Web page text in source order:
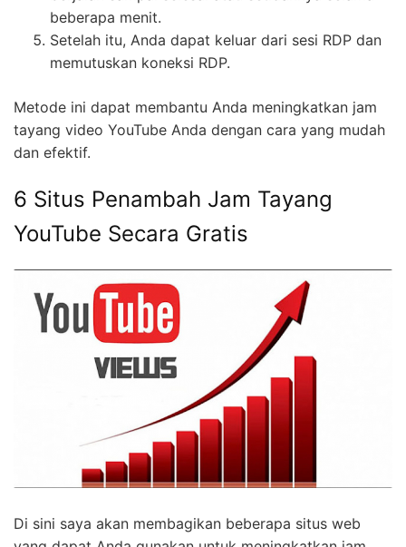
Metode ini dapat membantu Anda meningkatkan jam
tayang video YouTube Anda dengan cara yang mudah
dan efektif.
6 Situs Penambah Jam Tayang
YouTube Secara Gratis
Di sini saya akan membagikan beberapa situs web
yang dapat Anda gunakan untuk meningkatkan jam
tayang video YouTube Anda secara gratis:
Ini adalah situs yang dapat Anda gunakan untuk